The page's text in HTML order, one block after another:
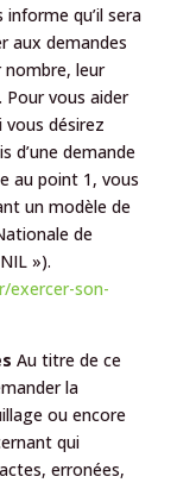
qu’il sera
aux demandes
nombre, leur
vous aider
désirez
d’une demande
au point 1, vous
un modèle de
de
»).
exercer-son-
Au titre de ce
la
ou encore
qui
erronées,